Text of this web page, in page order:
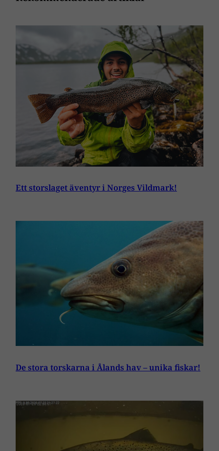
Ett storslaget äventyr i Norges Vildmark!
De stora torskarna i Ålands hav – unika fiskar!